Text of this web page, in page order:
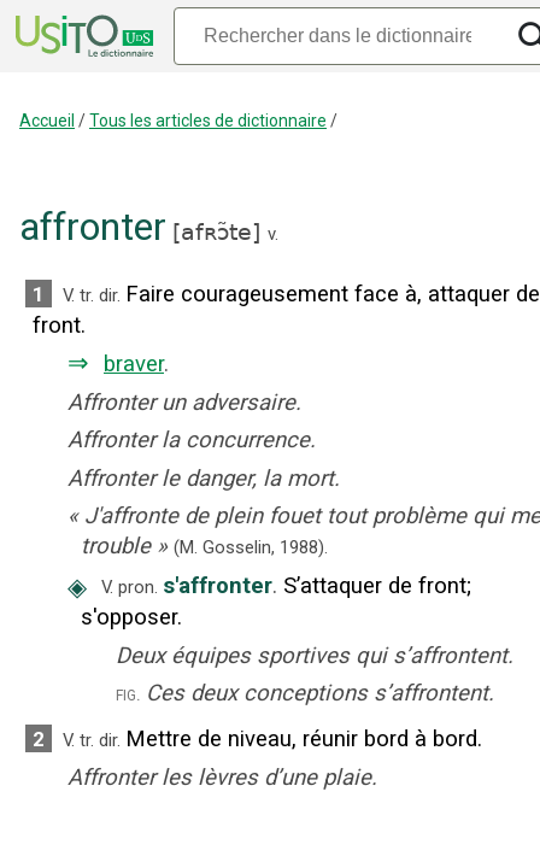
Accueil /Tous les articles de dictionnaire /
affronter [afʀɔ̃te] v.
1 V. tr. dir. Faire courageusement face à, attaquer de
front.
⇒ braver.
Affronter un adversaire.
Affronter la concurrence.
Affronter le danger, la mort.
« J'affronte de plein fouet tout problème qui me
trouble » (M. Gosselin, 1988).
◈ V. pron. s'affronter. S’attaquer de front;
s'opposer.
Deux équipes sportives qui s’affrontent.
fig. Ces deux conceptions s’affrontent.
2 V. tr. dir. Mettre de niveau, réunir bord à bord.
Affronter les lèvres d’une plaie.